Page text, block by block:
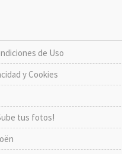
de Uso
y Cookies
tus fotos!